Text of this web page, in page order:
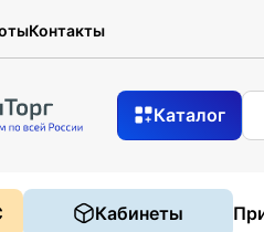
Контакты
Каталог
Кабинеты